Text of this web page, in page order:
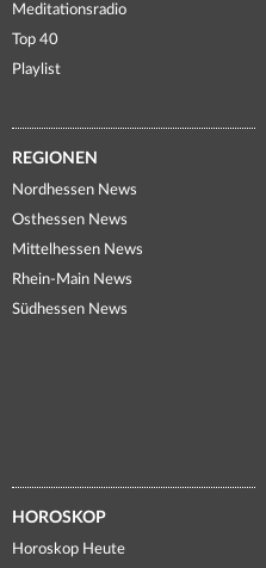
Meditationsradio
Top 40
Playlist
REGIONEN
Nordhessen News
Osthessen News
Mittelhessen News
Rhein-Main News
Südhessen News
HOROSKOP
Horoskop Heute